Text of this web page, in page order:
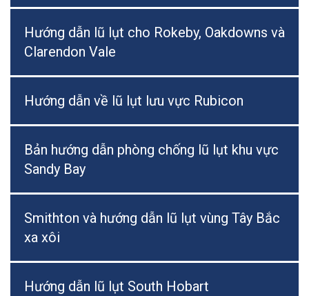
Hướng dẫn lũ lụt cho Rokeby, Oakdowns và
Clarendon Vale
Hướng dẫn về lũ lụt lưu vực Rubicon
Bản hướng dẫn phòng chống lũ lụt khu vực
Sandy Bay
Smithton và hướng dẫn lũ lụt vùng Tây Bắc
xa xôi
Hướng dẫn lũ lụt South Hobart